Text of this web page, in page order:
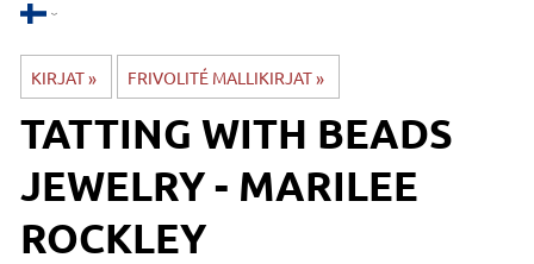
KIRJAT‪» FRIVOLITÉ MALLIKIRJAT‪»
TATTING WITH BEADS
JEWELRY - MARILEE
ROCKLEY